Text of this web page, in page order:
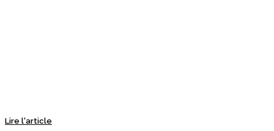
Lire l'article